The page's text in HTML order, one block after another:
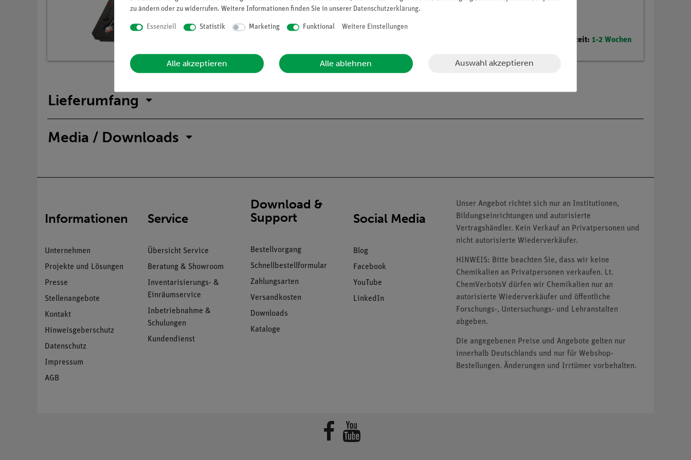
Lieferzeit: 1-2 Wochen
Lieferumfang
Media / Downloads
Informationen
Unternehmen
Projekte und Lösungen
Presse
Stellenangebote
Kontakt
Hinweisgeberschutz
Datenschutz
Impressum
AGB
Service
Übersicht Service
Beratung & Showroom
Inventarisierungs- &
Einräumservice
Inbetriebnahme &
Schulungen
Kundendienst
Download &
Support
Bestellvorgang
Schnellbestellformular
Zahlungsarten
Versandkosten
Downloads
Kataloge
Social Media
Blog
Facebook
YouTube
LinkedIn
Unser Angebot richtet sich nur an Institutionen,
Bildungseinrichtungen und autorisierte
Vertragshändler. Kein Verkauf an Privatpersonen und
nicht autorisierte Wiederverkäufer.
HINWEIS: Bitte beachten Sie, dass wir keine
Chemikalien an Privatpersonen verkaufen. Lt.
ChemVerbotsV dürfen wir Chemikalien nur an
autorisierte Wiederverkäufer und öffentliche
Forschungs-, Untersuchungs- und Lehranstalten
abgeben.
Die angegebenen Preise und Angebote gelten nur
innerhalb Deutschlands und nur für Webshop-
Bestellungen. Änderungen und Irrtümer vorbehalten.
zu ändern oder zu widerrufen. Weitere Informationen finden Sie in unserer Daten­schutz­erklärung.
Essenziell Statistik Marketing Funktional Weitere Einstellungen
Alle akzeptieren Alle ablehnen Auswahl akzeptieren